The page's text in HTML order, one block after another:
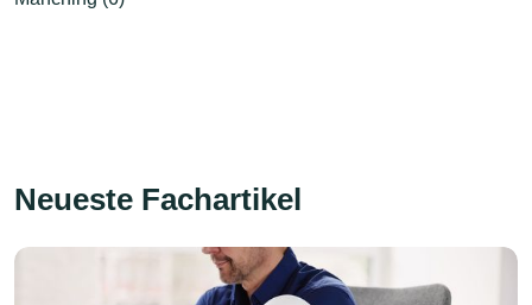
Neueste Fachartikel